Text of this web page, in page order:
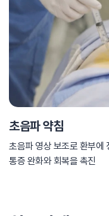
초음파 약침
초음파 영상 보조로 환부에
통증 완화와 회복을 촉진